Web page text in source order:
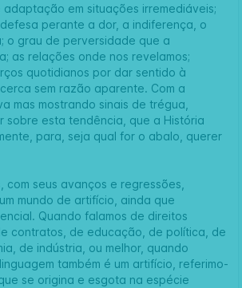
adaptação em situações irremediáveis;
perante a dor, a indiferença, o
o grau de perversidade que a
as relações onde nos revelamos;
quotidianos por dar sentido à
sem razão aparente. Com a
mas mostrando sinais de trégua,
sobre esta tendência, que a História
para, seja qual for o abalo, querer
com seus avanços e regressões,
mundo de artifício, ainda que
Quando falamos de direitos
contratos, de educação, de política, de
de indústria, ou melhor, quando
também é um artifício, referimo-
se origina e esgota na espécie